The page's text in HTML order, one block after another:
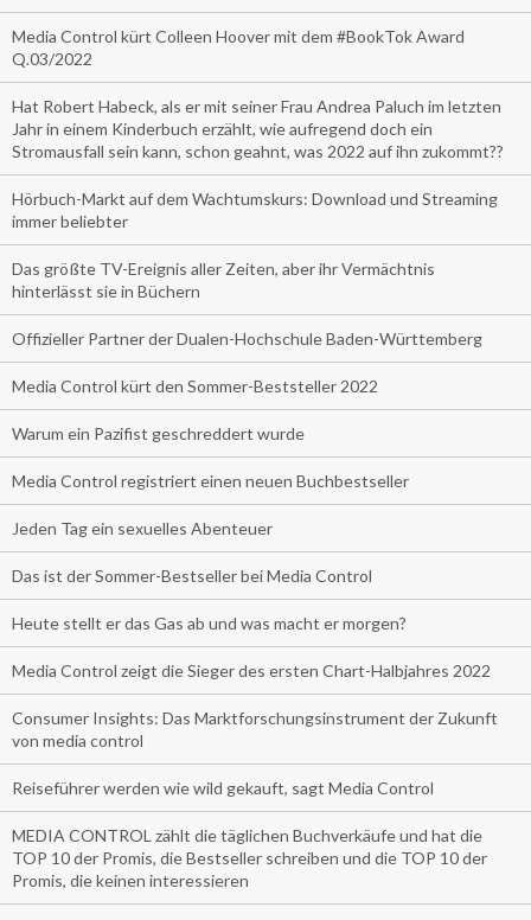
Media Control kürt Colleen Hoover mit dem #BookTok Award
Q.03/2022
Hat Robert Habeck, als er mit seiner Frau Andrea Paluch im letzten
Jahr in einem Kinderbuch erzählt, wie aufregend doch ein
Stromausfall sein kann, schon geahnt, was 2022 auf ihn zukommt??
Hörbuch-Markt auf dem Wachtumskurs: Download und Streaming
immer beliebter
Das größte TV-Ereignis aller Zeiten, aber ihr Vermächtnis
hinterlässt sie in Büchern
Offizieller Partner der Dualen-Hochschule Baden-Württemberg
Media Control kürt den Sommer-Beststeller 2022
Warum ein Pazifist geschreddert wurde
Media Control registriert einen neuen Buchbestseller
Jeden Tag ein sexuelles Abenteuer
Das ist der Sommer-Bestseller bei Media Control
Heute stellt er das Gas ab und was macht er morgen?
Media Control zeigt die Sieger des ersten Chart-Halbjahres 2022
Consumer Insights: Das Marktforschungsinstrument der Zukunft
von media control
Reiseführer werden wie wild gekauft, sagt Media Control
MEDIA CONTROL zählt die täglichen Buchverkäufe und hat die
TOP 10 der Promis, die Bestseller schreiben und die TOP 10 der
Promis, die keinen interessieren